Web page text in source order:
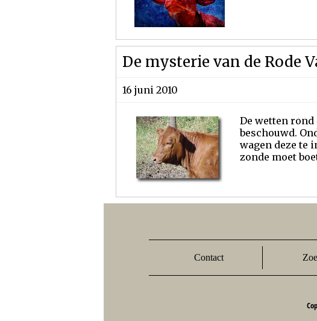
De mysterie van de Rode
16 juni 2010
De wetten rond
beschouwd.
wagen deze te
zonde moet
Contact